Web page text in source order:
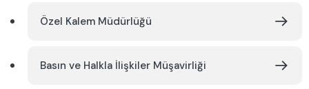
Özel Kalem Müdürlüğü
Basın ve Halkla İlişkiler Müşavirliği